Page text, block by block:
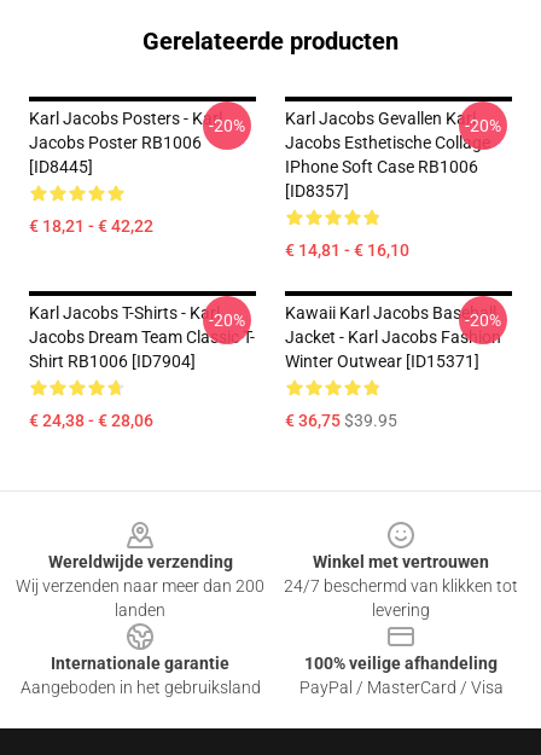
Gerelateerde producten
Karl Jacobs Posters - Karl
Jacobs Poster RB1006
[ID8445]
€ 18,21 - € 42,22
-20%
Karl Jacobs Gevallen Karl
Jacobs Esthetische Collage
IPhone Soft Case RB1006
[ID8357]
€ 14,81 - € 16,10
-20%
Karl Jacobs T-Shirts - Karl
Jacobs Dream Team Classic T-
Shirt RB1006 [ID7904]
€ 24,38 - € 28,06
-20%
Kawaii Karl Jacobs Baseball
Jacket - Karl Jacobs Fashion
Winter Outwear [ID15371]
€ 36,75$39.95
-20%
Wereldwijde verzending
Wij verzenden naar meer dan 200
landen
Winkel met vertrouwen
24/7 beschermd van klikken tot
levering
Internationale garantie
Aangeboden in het gebruiksland
100% veilige afhandeling
PayPal / MasterCard / Visa